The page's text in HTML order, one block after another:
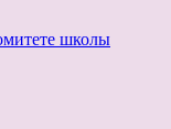
школы